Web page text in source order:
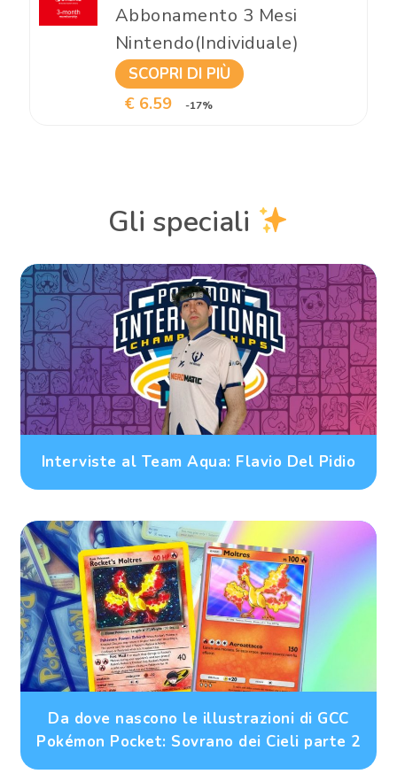
Abbonamento 3 Mesi
Nintendo(Individuale)
SCOPRI DI PIÙ
€ 6.59 -17%
Gli speciali
Interviste al Team Aqua: Flavio Del Pidio
Da dove nascono le illustrazioni di GCC
Pokémon Pocket: Sovrano dei Cieli parte 2